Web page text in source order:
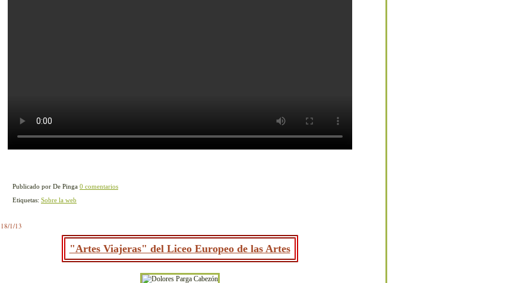
Publicado por De Pinga 0 comentarios
Etiquetas: Sobre la web
18/1/13
"Artes Viajeras" del Liceo Europeo de las Artes